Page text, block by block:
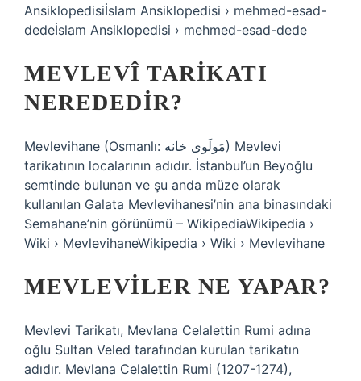
Ansiklopedisiİslam Ansiklopedisi › mehmed-esad-
dedeİslam Ansiklopedisi › mehmed-esad-dede
MEVLEVÎ TARIKATI
NEREDEDIR?
Mevlevihane (Osmanlı: مَولَوی خانه) Mevlevi
tarikatının localarının adıdır. İstanbul’un Beyoğlu
semtinde bulunan ve şu anda müze olarak
kullanılan Galata Mevlevihanesi’nin ana binasındaki
Semahane’nin görünümü – WikipediaWikipedia ›
Wiki › MevlevihaneWikipedia › Wiki › Mevlevihane
MEVLEVILER NE YAPAR?
Mevlevi Tarikatı, Mevlana Celalettin Rumi adına
oğlu Sultan Veled tarafından kurulan tarikatın
adıdır. Mevlana Celalettin Rumi (1207-1274),